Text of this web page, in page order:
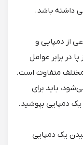
داشته باشد.
از دمپایی و
در برابر عوامل
متفاوت است.
باید برای
یک دمپایی بپوشید.
یک دمپایی